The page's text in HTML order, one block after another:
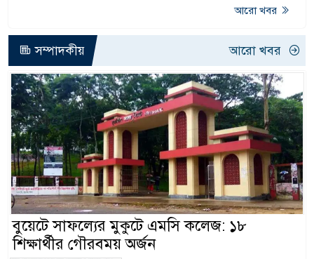
আরো খবর
সম্পাদকীয় আরো খবর
বুয়েটে সাফল্যের মুকুটে এমসি কলেজ: ১৮
শিক্ষার্থীর গৌরবময় অর্জন